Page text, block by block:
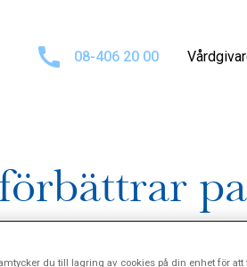
08-406 20 00
du till lagring av cookies på din enhet för att